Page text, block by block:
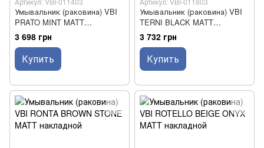
Умывальник (раковина) VBI
PRATO MINT MATT
накладной
3 698 грн
Купить
Умывальник (раковина) VBI
TERNI BLACK MATT
накладной
3 732 грн
Купить